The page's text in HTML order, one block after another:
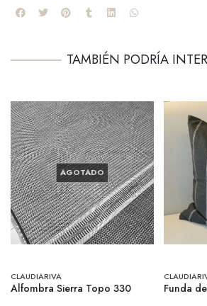
TAMBIÉN PODRÍA
AGOTADO
CLAUDIARIVA
Alfombra Sierra Topo 330
Funda